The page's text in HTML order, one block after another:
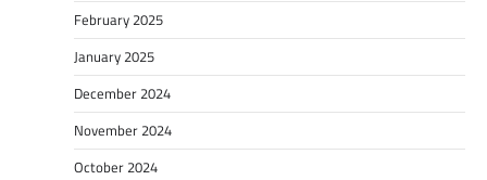
February 2025
January 2025
December 2024
November 2024
October 2024